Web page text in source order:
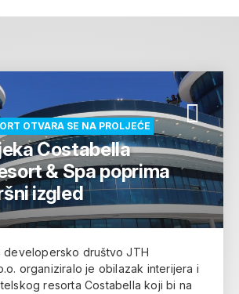
OTVARA SE NA PROLJEĆE
Costabella
& Spa poprima
izgled
developersko društvo JTH
organiziralo je obilazak interijera i
resorta Costabella koji bi na